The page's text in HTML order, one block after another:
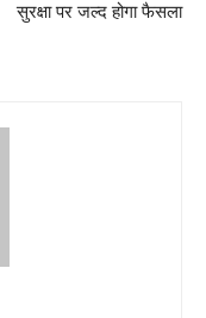
सुरक्षा पर जल्द होगा फैसला